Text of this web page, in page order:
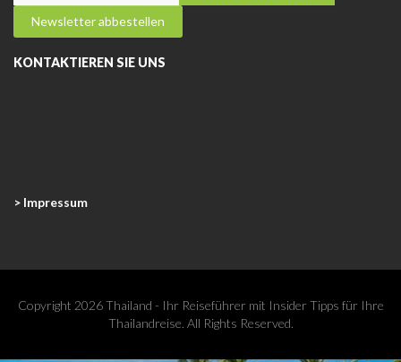
KONTAKTIEREN SIE UNS
> Impressum
Copyright 2026 Thailand - Ihr Reiseführer mit Insider Tipps für Ihre
Thailandreise. All Rights Reserved.